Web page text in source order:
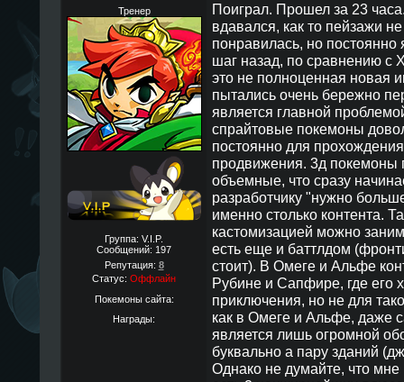
Тренер
Группа: V.I.P.
Сообщений: 197
Репутация: 8
Статус: Оффлайн
Покемоны сайта:
Награды:
Поиграл. Прошел за 23
вдавался, как то пейзажи
понравилась, но постоянно
шаг назад, по сравнению с
это не полноценная новая
пытались очень бережно
является главной
спрайтовые покемоны
постоянно для
продвижения. 3д покемоны
объемные, что сразу
разработчику "нужно
именно столько контента.
кастомизацией можно
есть еще и баттлдом
стоит). В Омеге и Альфе
Рубине и Сапфире, где его
приключения, но не для
как в Омеге и Альфе, даже
является лишь огромной
буквально а пару зданий
Однако не думайте, что